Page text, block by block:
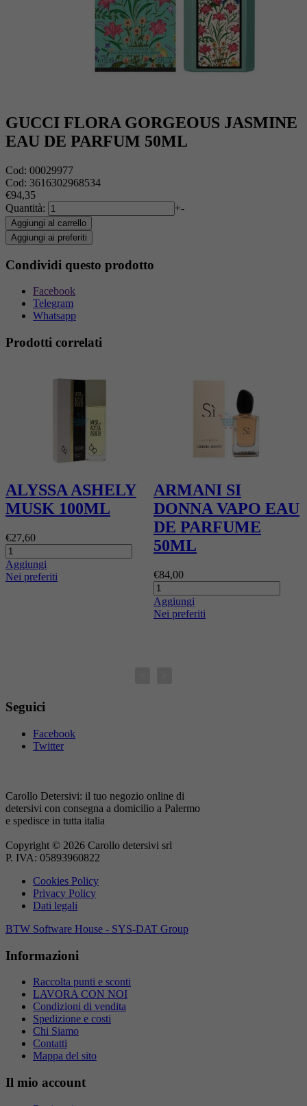
GUCCI FLORA GORGEOUS JASMINE
EAU DE PARFUM 50ML
Cod: 00029977
Cod: 3616302968534
€94,35
Quantità:
+-
Aggiungi al carrello
Aggiungi ai preferiti
Condividi questo prodotto
Facebook
Telegram
Whatsapp
Prodotti correlati
ALYSSA ASHELY
MUSK 100ML
€27,60
Aggiungi
Nei preferiti
ARMANI SI
DONNA VAPO EAU
DE PARFUME
50ML
€84,00
Aggiungi
Nei preferiti
Seguici
Facebook
Twitter
Carollo Detersivi: il tuo negozio online di
detersivi con consegna a domicilio a Palermo
e spedisce in tutta italia
Copyright © 2026 Carollo detersivi srl
P. IVA: 05893960822
Cookies Policy
Privacy Policy
Dati legali
BTW Software House - SYS-DAT Group
Informazioni
Raccolta punti e sconti
LAVORA CON NOI
Condizioni di vendita
Spedizione e costi
Chi Siamo
Contatti
Mappa del sito
Il mio account